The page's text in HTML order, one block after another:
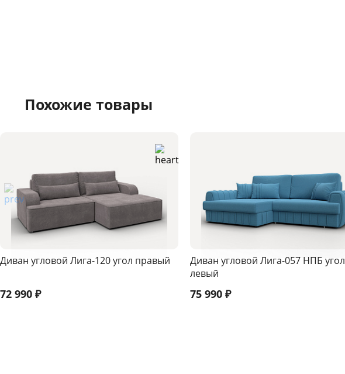
Похожие товары
Диван угловой Лига-120 угол правый
72 990 ₽
Диван угловой Лига-057 НПБ угол
левый
75 990₽